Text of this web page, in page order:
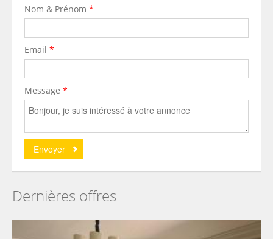
Nom & Prénom *
Email *
Message *
Dernières offres